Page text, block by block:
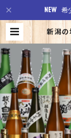
希
新潟の